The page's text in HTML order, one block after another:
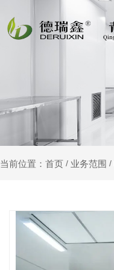
当前位置：首页 / 业务范围 /